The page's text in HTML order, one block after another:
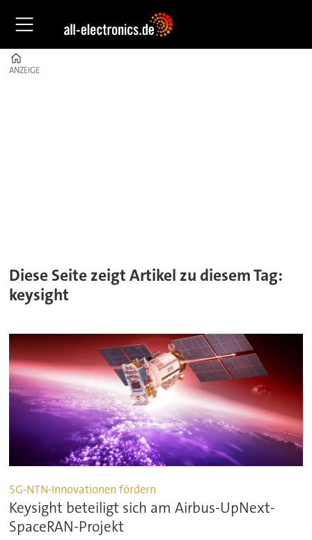
ANZEIGE
ANZEIGE
Diese Seite zeigt Artikel zu diesem Tag:
keysight
5G-NTN-Innovationen fördern
Keysight beteiligt sich am Airbus-UpNext-
SpaceRAN-Projekt